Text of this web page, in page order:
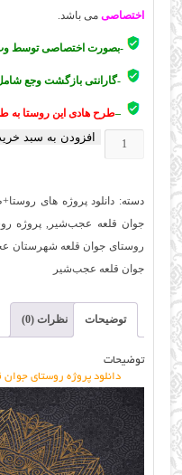
اختصاصیمی باشد.
-بصورت اختصاصی توسط
-گارانتی بازگشت وجع
–طرح هادی این روستا به
دانلود
جوان
قلعه
شهرستان
عجب‌شیر-
افزودن به سبد
دسته: دانلود پروژه های
جوان قلعه عجب‌شیر ,پروژه
روستای جوان قلعه شهرستان
جوان قلعه عجب‌شیر
توضیحات نظرات (0)
توضیحات
دانلود پروژه روستای